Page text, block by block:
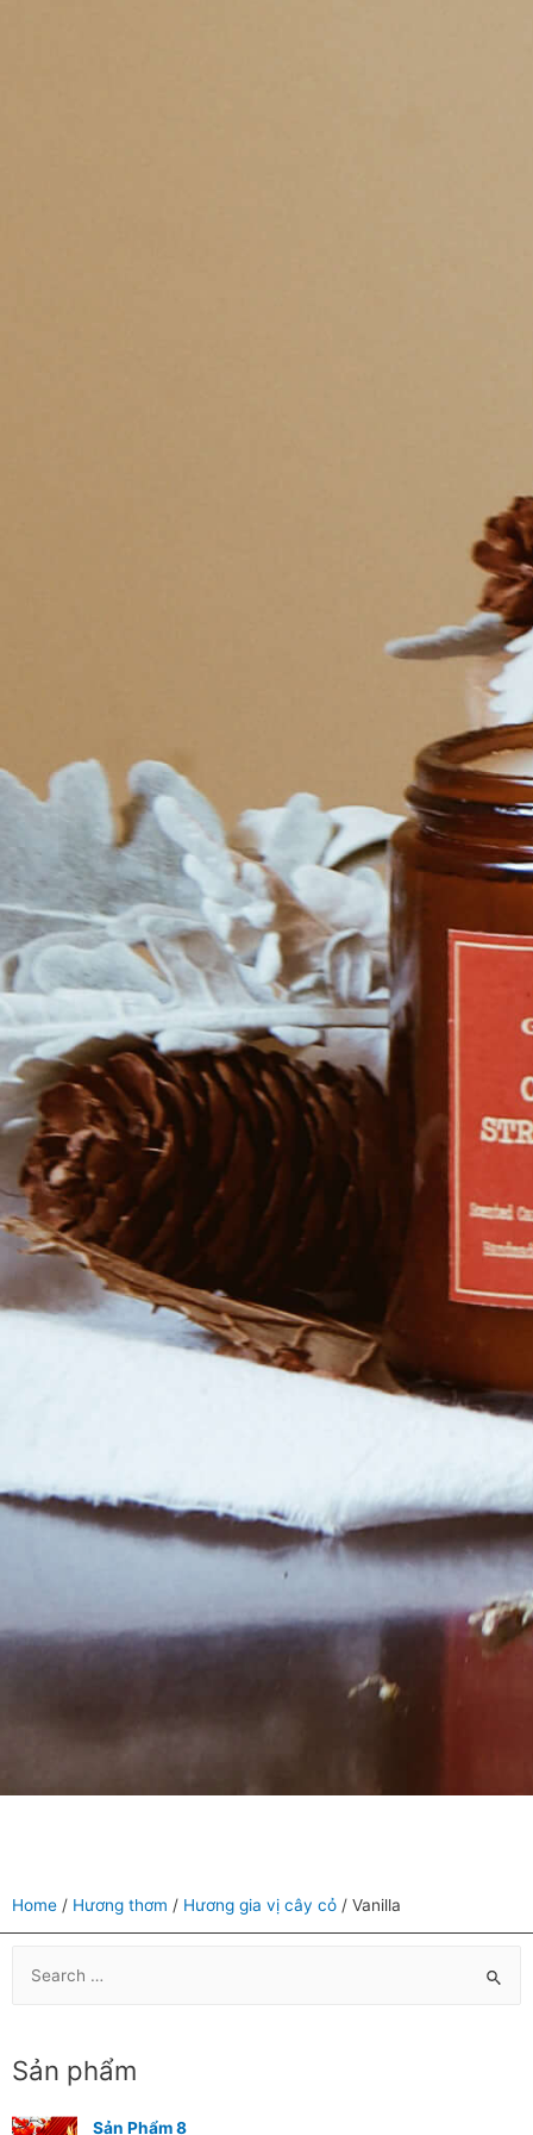
Home / Hương thơm / Hương gia vị cây cỏ / Vanilla
Sản phẩm
Sản Phẩm 8